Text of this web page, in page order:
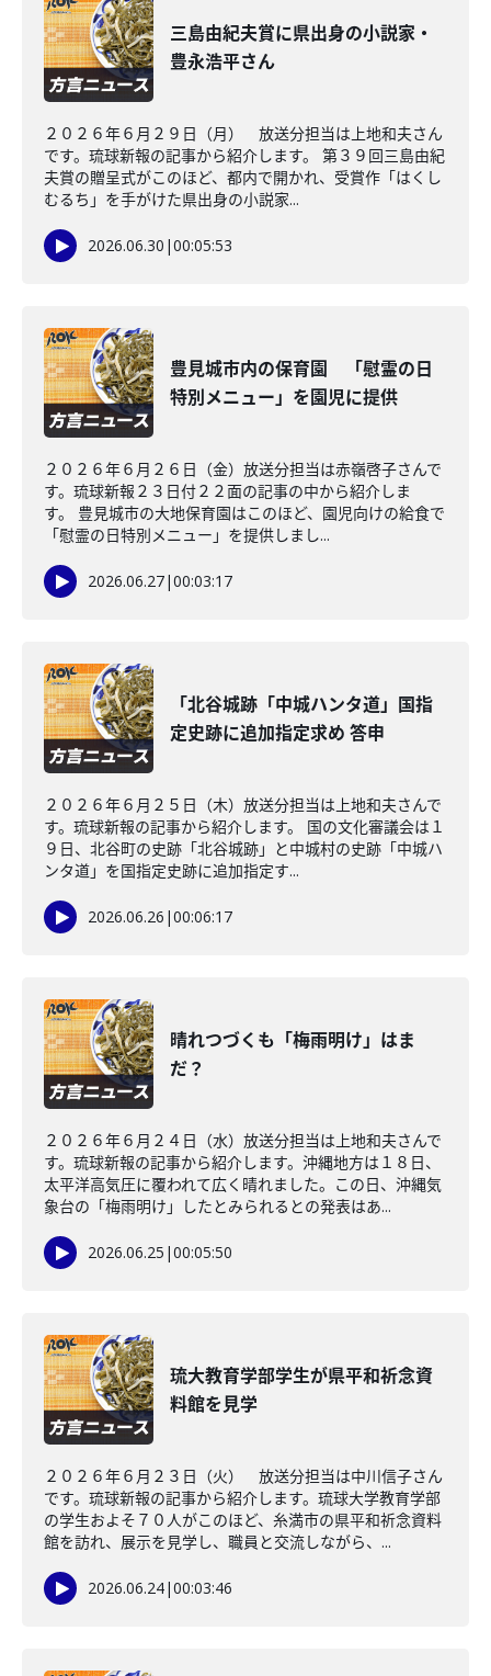
三島由紀夫賞に県出身の小説家・
豊永浩平さん
２０２６年６月２９日（月） 放送分担当は上地和夫さん
です。琉球新報の記事から紹介します。 第３９回三島由紀
夫賞の贈呈式がこのほど、都内で開かれ、受賞作「はくし
むるち」を手がけた県出身の小説家...
2026.06.30 |00:05:53
豊見城市内の保育園 「慰霊の日
特別メニュー」を園児に提供
２０２６年６月２６日（金）放送分担当は赤嶺啓子さんで
す。琉球新報２３日付２２面の記事の中から紹介しま
す。 豊見城市の大地保育園はこのほど、園児向けの給食で
「慰霊の日特別メニュー」を提供しまし...
2026.06.27|00:03:17
「北谷城跡「中城ハンタ道」国指
定史跡に追加指定求め 答申
２０２６年６月２５日（木）放送分担当は上地和夫さんで
す。琉球新報の記事から紹介します。 国の文化審議会は１
９日、北谷町の史跡「北谷城跡」と中城村の史跡「中城ハ
ンタ道」を国指定史跡に追加指定す...
2026.06.26 |00:06:17
晴れつづくも「梅雨明け」はま
だ？
２０２６年６月２４日（水）放送分担当は上地和夫さんで
す。琉球新報の記事から紹介します。沖縄地方は１８日、
太平洋高気圧に覆われて広く晴れました。この日、沖縄気
象台の「梅雨明け」したとみられるとの発表はあ...
2026.06.25 |00:05:50
琉大教育学部学生が県平和祈念資
料館を見学
２０２６年６月２３日（火） 放送分担当は中川信子さん
です。琉球新報の記事から紹介します。琉球大学教育学部
の学生およそ７０人がこのほど、糸満市の県平和祈念資料
館を訪れ、展示を見学し、職員と交流しながら、...
2026.06.24|00:03:46